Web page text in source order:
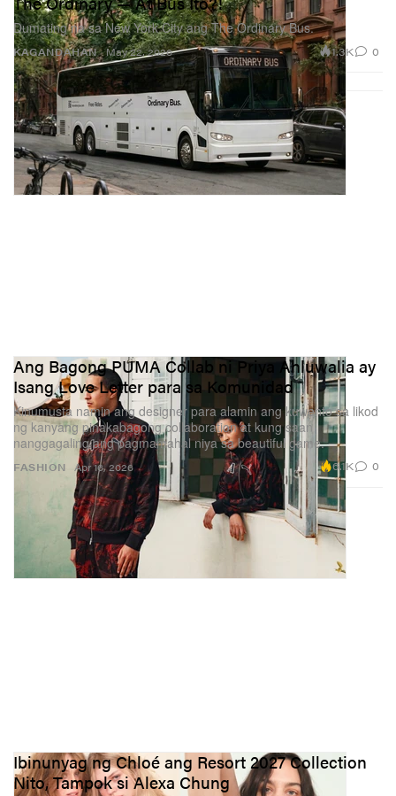
KAGANDAHAN
Dumating na sa New York City ang The Ordinary Bus.
May 22, 2026 1.3K 0
FASHION
Ang Bagong PUMA Collab ni Priya Ahluwalia ay
Isang Love Letter para sa Komunidad
Kinumusta namin ang designer para alamin ang kuwento sa likod
ng kanyang pinakabagong collaboration at kung saan
nanggagaling ang pagmamahal niya sa beautiful game.
Apr 16, 2026 6.1K 0
Ibinunyag ng Chloé ang Resort 2027 Collection
Nito, Tampok si Alexa Chung